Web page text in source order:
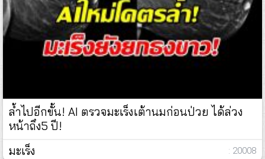
ล้ำไปอีกขั้น! AI ตรวจมะเร็งเต้านมก่อนป่วย ได้ล่วง
หน้าถึง5 ปี!
มะเร็ง
: 20008